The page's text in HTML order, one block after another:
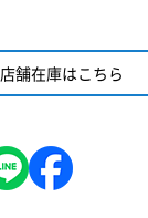
店舗在庫はこちら